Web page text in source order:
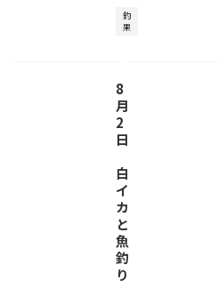
釣
果
8
月
2
日
白
イ
カ
と
魚
釣
り